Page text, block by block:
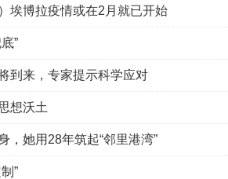
埃博拉疫情或在2月就已开始
”
到来，专家提示科学应对
想沃土
，她用28年筑起“邻里港湾”
”